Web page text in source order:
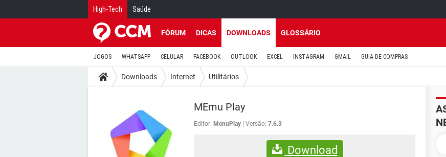
High-Tech Saúde
FÓRUM DICAS DOWNLOADS GLOSSÁRIO
JOGOS WHATSAPP CELULAR FACEBOOK OUTLOOK EXCEL INSTAGRAM GMAIL GUIA DE COMPRAS
Downloads Internet Utilitários
MEmu Play
Editor: MenuPlay Versão: 7.6.3
Download